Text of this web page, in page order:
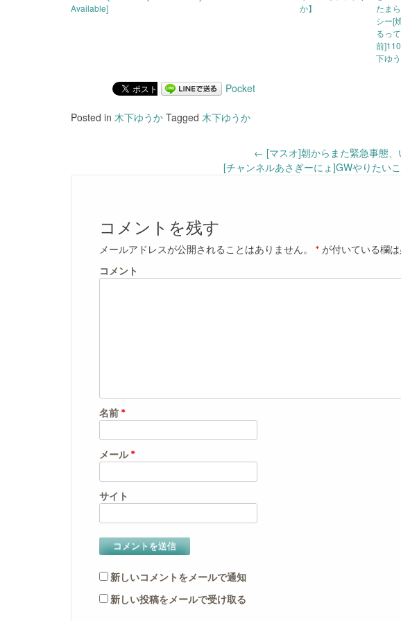
Available]
か】
たま
シー[
るっ
前
下ゆう
Pocket
Posted in 木下ゆうか Tagged 木下ゆうか
navigation
← [マスオ]朝からまた緊急事態、
[チャンネルあさぎーにょ]GWやりたい
コメントを残す
メールアドレスが公開されることはありません。 * が付いている欄
コメント
名前 *
メール*
サイト
新しいコメントをメールで通知
新しい投稿をメールで受け取る